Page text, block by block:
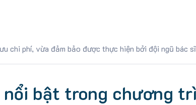
chi phí, vừa đảm bảo được thực hiện bởi đội ngũ bác
nổi bật trong chương